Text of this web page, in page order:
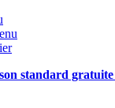
standard gratuite